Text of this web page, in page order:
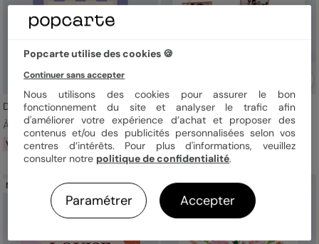
Duo de rayures
À partir de 1,19 €
Virtuel
Vélo en famille
À partir de 1,19 €
Virtuel
Nouveau
Popcarte utilise des cookies 🍪
Continuer sans accepter
Nous utilisons des cookies pour assurer le bon
fonctionnement du site et analyser le trafic afin
d'améliorer votre expérience d’achat et proposer des
contenus et/ou des publicités personnalisées selon vos
centres d’intérêts. Pour plus d'informations, veuillez
consulter notre politique de confidentialité.
Paramétrer Accepter